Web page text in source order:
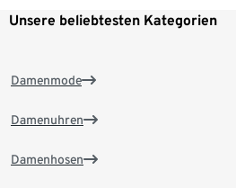
Unsere beliebtesten Kategorien
Damenmode
Damenuhren
Damenhosen